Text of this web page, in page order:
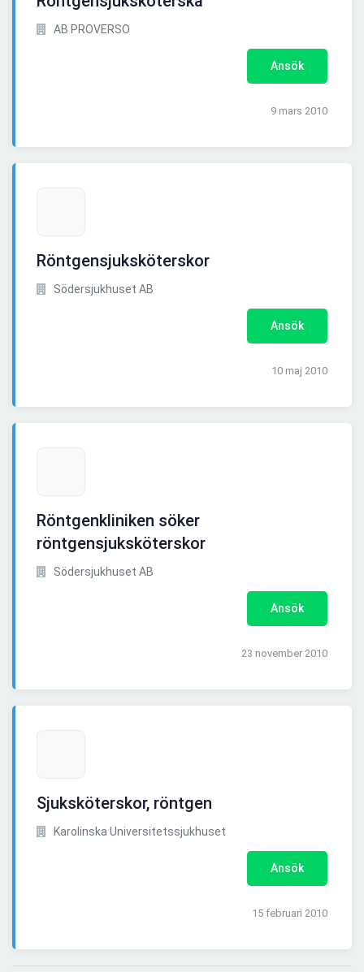
AB PROVERSO
Ansök
9 mars 2010
Röntgensjuksköterskor
Södersjukhuset AB
Ansök
10 maj 2010
Röntgenkliniken söker
röntgensjuksköterskor
Södersjukhuset AB
Ansök
23 november 2010
Sjuksköterskor, röntgen
Karolinska Universitetssjukhuset
Ansök
15 februari 2010